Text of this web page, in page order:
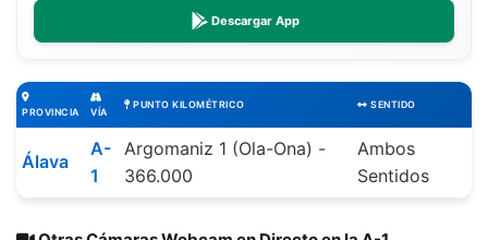
Descargar App
PROVINCIA VÍA
PUNTO KILOMÉTRICO SENTIDO
Álava
A-
1
Argomaniz 1 (Ola-Ona) -
366.000
Ambos
Sentidos